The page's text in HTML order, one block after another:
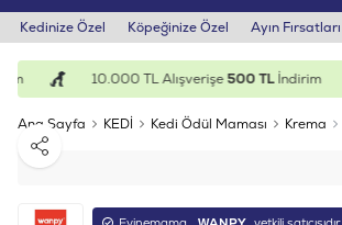
Kedinize Özel Köpeğinize Özel Ayın Fırsatları
10.000 TL Alışverişe500 TLİndirim
Ana Sayfa KEDİ Kedi Ödül Maması Krema
Paylaş